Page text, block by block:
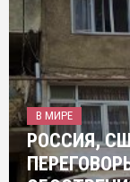
В МИРЕ
РОССИЯ,